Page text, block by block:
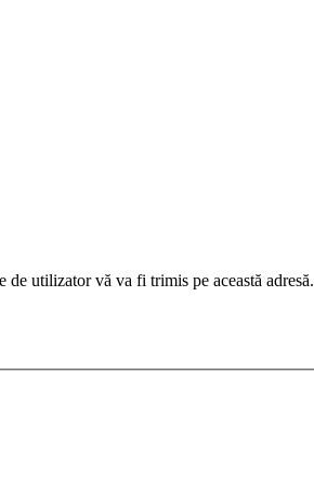
utilizator vă va fi trimis pe această adresă.